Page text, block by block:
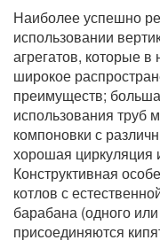
Наиболее успешно
использовании
агрегатов, которые
широкое
преимуществ;
использования труб
компоновки с
хорошая циркуляция
Конструктивная
котлов с
барабана (одного
присоединяются